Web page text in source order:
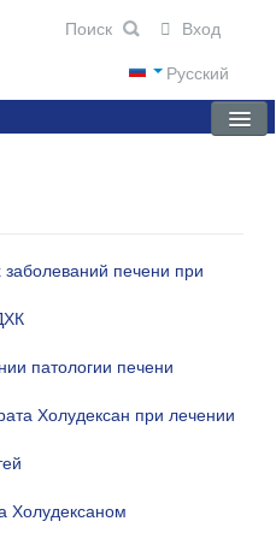
Русский
Вход
заболеваний печени при
патологии печени
Холудексан при лечении
Холудексаном